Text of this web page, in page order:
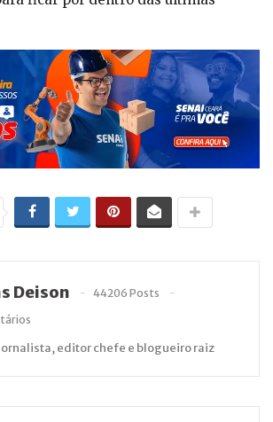
Deison
44206 Posts
editor chefe e blogueiro raiz